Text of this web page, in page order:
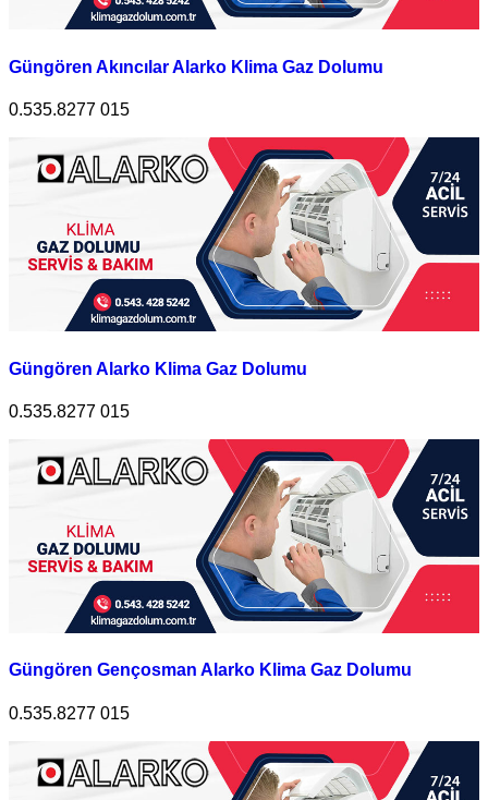
Güngören Akıncılar Alarko Klima Gaz Dolumu
0.535.8277 015
Güngören Alarko Klima Gaz Dolumu
0.535.8277 015
Güngören Gençosman Alarko Klima Gaz Dolumu
0.535.8277 015